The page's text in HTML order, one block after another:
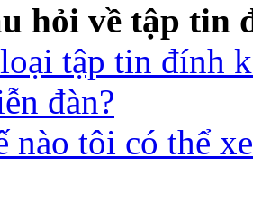
hỏi về tập tin
tập tin đính
đàn?
nào tôi có thể